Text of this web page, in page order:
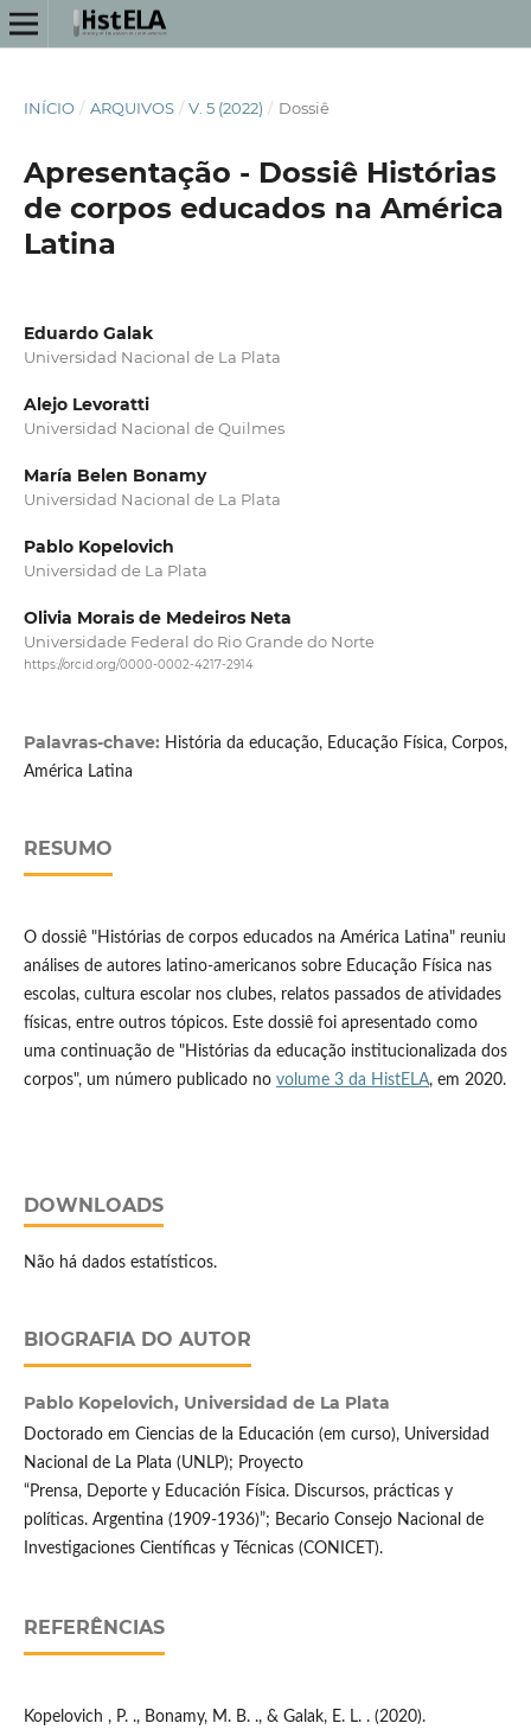
INÍCIO / ARQUIVOS / V. 5 (2022) / Dossiê
Apresentação - Dossiê Histórias
de corpos educados na América
Latina
Eduardo Galak
Universidad Nacional de La Plata
Alejo Levoratti
Universidad Nacional de Quilmes
María Belen Bonamy
Universidad Nacional de La Plata
Pablo Kopelovich
Universidad de La Plata
Olivia Morais de Medeiros Neta
Universidade Federal do Rio Grande do Norte
https://orcid.org/0000-0002-4217-2914
Palavras-chave: História da educação, Educação Física, Corpos,
América Latina
RESUMO
O dossiê "Histórias de corpos educados na América Latina" reuniu
análises de autores latino-americanos sobre Educação Física nas
escolas, cultura escolar nos clubes, relatos passados de atividades
físicas, entre outros tópicos. Este dossiê foi apresentado como
uma continuação de "Histórias da educação institucionalizada dos
corpos", um número publicado no volume 3 da HistELA, em 2020.
DOWNLOADS
Não há dados estatísticos.
BIOGRAFIA DO AUTOR
Pablo Kopelovich, Universidad de La Plata
Doctorado em Ciencias de la Educación (em curso), Universidad
Nacional de La Plata (UNLP); Proyecto
“Prensa, Deporte y Educación Física. Discursos, prácticas y
políticas. Argentina (1909-1936)”; Becario Consejo Nacional de
Investigaciones Científicas y Técnicas (CONICET).
REFERÊNCIAS
Kopelovich , P. ., Bonamy, M. B. ., & Galak, E. L. . (2020).